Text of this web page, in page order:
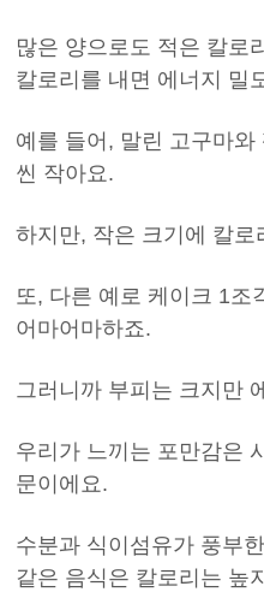
많은 양으로도 적은 칼로
칼로리를 내면 에너지 밀
예를 들어, 말린 고구마
씬 작아요.
하지만, 작은 크기에 칼
또, 다른 예로 케이크 1조
어마어마하죠.
그러니까 부피는 크지만
우리가 느끼는 포만감은
문이에요.
수분과 식이섬유가 풍부
같은 음식은 칼로리는 높